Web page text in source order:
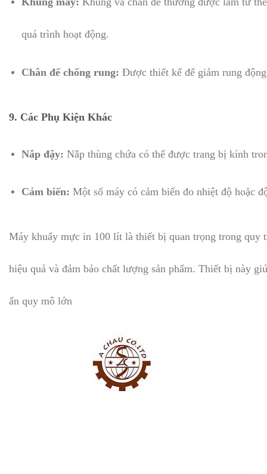
quá trình hoạt động.
Chân đế chống rung: Được thiết kế để giảm rung
9. Các Phụ Kiện Khác
Nắp đậy: Nắp thùng chứa có thể được trang bị kính
Cảm biến: Một số máy có cảm biến đo nhiệt độ hoặc
Máy khuấy mực in 100 lít là thiết bị quan trọng trong quy
hiệu quả và đảm bảo chất lượng sản phẩm. Thiết bị này
ấn quy mô lớn